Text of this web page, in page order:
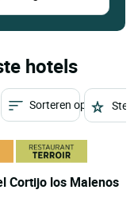
hotels
Sorteren op
Cortijo los Malenos